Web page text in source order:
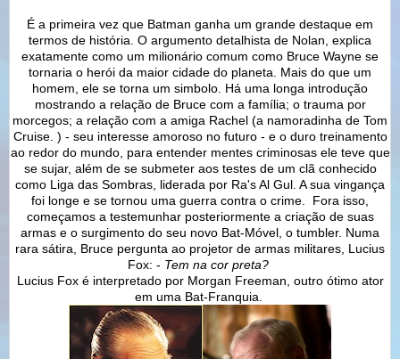
É a primeira vez que Batman ganha um grande destaque em
termos de história. O argumento detalhista de Nolan, explica
exatamente como um milionário comum como Bruce Wayne se
tornaria o herói da maior cidade do planeta. Mais do que um
homem, ele se torna um simbolo. Há uma longa introdução
mostrando a relação de Bruce com a família; o trauma por
morcegos; a relação com a amiga Rachel (a namoradinha de Tom
Cruise. ) - seu interesse amoroso no futuro - e o duro treinamento
ao redor do mundo, para entender mentes criminosas ele teve que
se sujar, além de se submeter aos testes de um clã conhecido
como Liga das Sombras, liderada por Ra's Al Gul. A sua vingança
foi longe e se tornou uma guerra contra o crime. Fora isso,
começamos a testemunhar posteriormente a criação de suas
armas e o surgimento do seu novo Bat-Móvel, o tumbler. Numa
rara sátira, Bruce pergunta ao projetor de armas militares, Lucius
Fox: - Tem na cor preta?
Lucius Fox é interpretado por Morgan Freeman, outro ótimo ator
em uma Bat-Franquia.